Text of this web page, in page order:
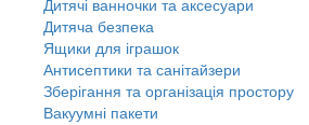
Дитяча безпека
Ящики для іграшок
Антисептики та санітайзери
Зберігання та організація простору
Вакуумні пакети